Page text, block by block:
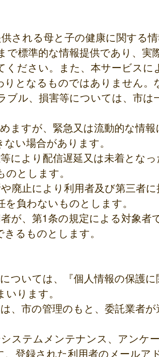
される母と子の健康に関する
標準的な情報提供であり、実
ください。また、本サービスに
りとなるものではありません。
ブル、損害等については、市は
すが、緊急又は流動的な情報
い場合があります。
により配信遅延又は未着とな
とします。
廃止により利用者及び第三者に
負わないものとします。
が、第1条の規定による対象者
るものとします。
いては、『個人情報の保護に
ります。
、市の管理のもと、委託業者が
ステムメンテナンス、アンケ
登録された利用者のメールア